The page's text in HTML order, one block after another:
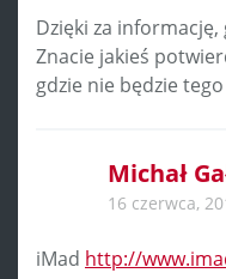
Dzięki za informację,
Znacie jakieś
gdzie nie będzie
Michał
16 czerwca,
iMad http://